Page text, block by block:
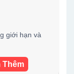
giới hạn và
Thêm